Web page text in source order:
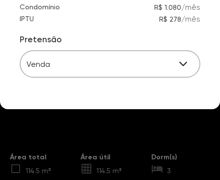
Condomínio R$ 1.080/mês
IPTU R$ 278/mês
Pretensão
Venda
Área total
114.5 m²
Área útil
114.5 m²
Dorm(s)
3